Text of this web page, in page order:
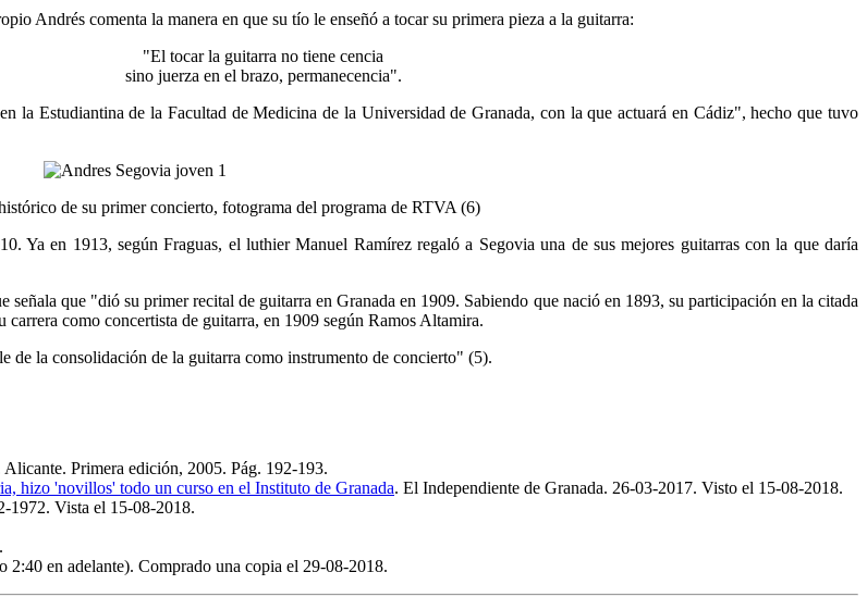
Andrés comenta la manera en que su tío le enseñó a tocar su primera pieza a la guitarra:
"El tocar la guitarra no tiene cencia
sino juerza en el brazo, permanecencia".
la Estudiantina de la Facultad de Medicina de la Universidad de Granada, con la que actuará en Cádiz", hecho que tuvo
de su primer concierto, fotograma del programa de RTVA (6)
Ya en 1913, según Fraguas, el luthier Manuel Ramírez regaló a Segovia una de sus mejores guitarras con la que daría
que "dió su primer recital de guitarra en Granada en 1909. Sabiendo que nació en 1893, su participación en la citada
como concertista de guitarra, en 1909 según Ramos Altamira.
de la consolidación de la guitarra como instrumento de concierto" (5).
Primera edición, 2005. Pág. 192-193.
hizo 'novillos' todo un curso en el Instituto de Granada. El Independiente de Granada. 26-03-2017. Visto el 15-08-2018.
1972. Vista el 15-08-2018.
2:40 en adelante). Comprado una copia el 29-08-2018.